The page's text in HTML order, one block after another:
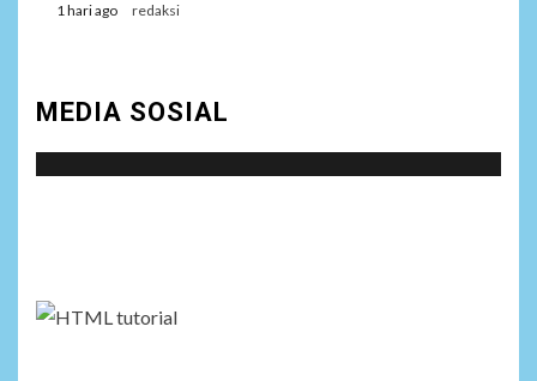
1 hari ago redaksi
MEDIA SOSIAL